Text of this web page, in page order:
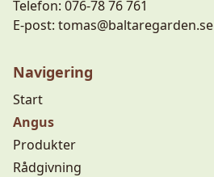
Telefon: 076-78 76 761
E-post: tomas@baltaregarden.se
Navigering
Start
Angus
Produkter
Rådgivning